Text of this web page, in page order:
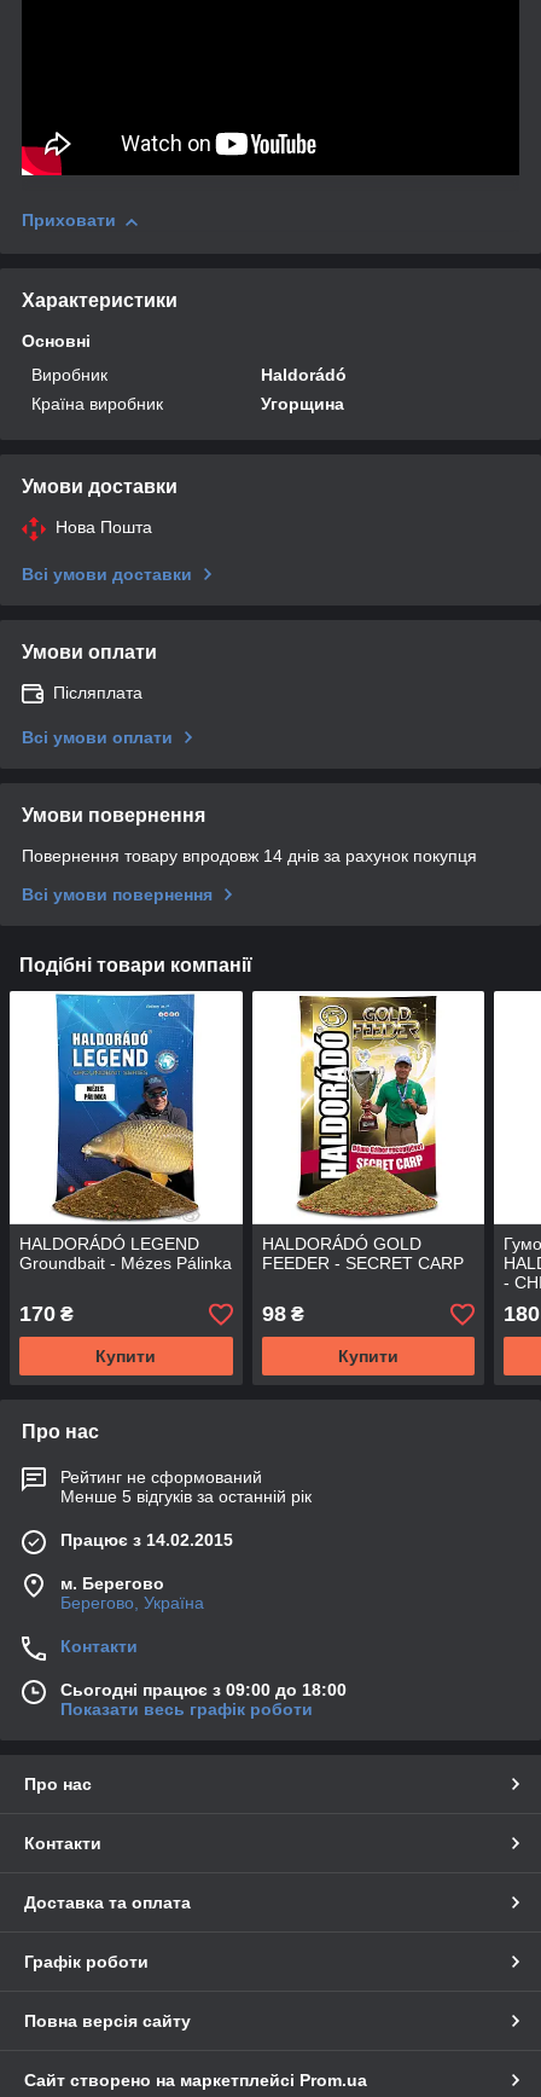
Приховати
Характеристики
Основні
Виробник
Haldorádó
Країна виробник
Угорщина
Умови доставки
Нова Пошта
Всі умови доставки
Умови оплати
Післяплата
Всі умови оплати
Умови повернення
Повернення товару впродовж 14 днів за рахунок покупця
Всі умови повернення
Подібні товари компанії
HALDORÁDÓ LEGEND
Groundbait - Mézes Pálinka
170 ₴
Купити
HALDORÁDÓ GOLD
FEEDER - SECRET CARP
98₴
Купити
-
180
Про нас
Рейтинг не сформований
Менше 5 відгуків за останній рік
Працює з 14.02.2015
м. Берегово
Берегово, Україна
Контакти
Сьогодні працює з 09:00 до 18:00
Показати весь графік роботи
Про нас
Контакти
Доставка та оплата
Графік роботи
Повна версія сайту
Сайт створено на маркетплейсі Prom.ua